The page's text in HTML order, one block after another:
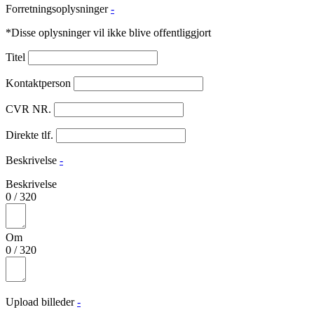
Forretningsoplysninger -
*Disse oplysninger vil ikke blive offentliggjort
Titel
Kontaktperson
CVR NR.
Direkte tlf.
Beskrivelse -
Beskrivelse
0 /320
Om
0 /320
Upload billeder -